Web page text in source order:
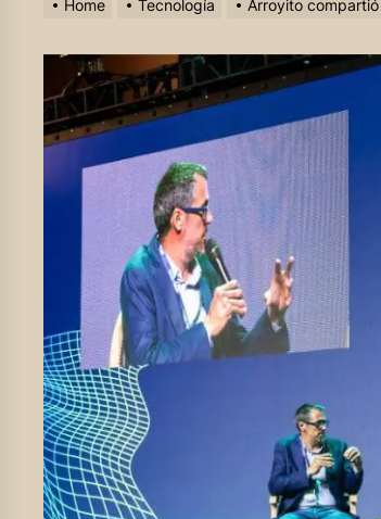
Home Tecnología Arroyito